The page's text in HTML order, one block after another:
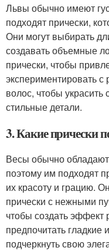
Львы обычно имеют
подходят прически,
Они могут выбирать
создавать объемные
прически, чтобы
экспериментировать
волос, чтобы украсить
стильные детали.
3. Какие прически
Весы обычно
поэтому им подходят
их красоту и грацию.
прически с нежными
чтобы создать эффект
предпочитать гладкие
подчеркнуть свою